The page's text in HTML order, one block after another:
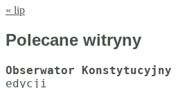
« lip
Polecane witryny
Obserwator Konstytucyjny